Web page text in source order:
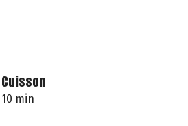
Cuisson
10 min